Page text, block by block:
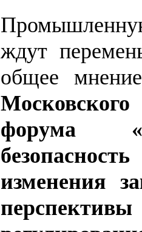
ждут
общее
Московского
форума
изменения